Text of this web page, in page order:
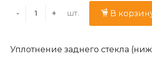
- + шт. В
Уплотнение заднего стекла